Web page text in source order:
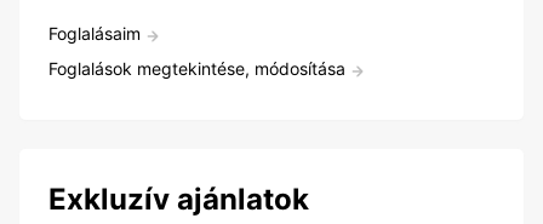
Foglalásaim
Foglalások megtekintése, módosítása
Exkluzív ajánlatok